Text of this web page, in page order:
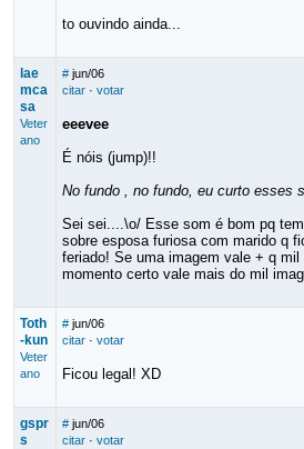
to ouvindo ainda...
lae
mca
sa
Veter
ano
# jun/06
citar· votar
eeevee
É nóis (jump)!!
No fundo , no fundo, eu curto esses
Sei sei....\o/ Esse som é bom pq
sobre esposa furiosa com marido q
feriado! Se uma imagem vale + q
momento certo vale mais do mil
Toth
-kun
Veter
ano
# jun/06
citar· votar
Ficou legal! XD
gspr
s
# jun/06
citar· votar